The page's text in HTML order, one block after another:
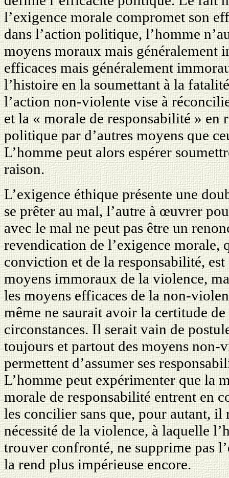
l’exigence morale compromet son
dans l’action politique, l’homme
moyens moraux mais généralement
efficaces mais généralement
l’histoire en la soumettant à la
l’action non-violente vise à
et la « morale de responsabilité » en
politique par d’autres moyens que
L’homme peut alors espérer
raison.
L’exigence éthique présente une
se prêter au mal, l’autre à œuvrer
avec le mal ne peut pas être un
revendication de l’exigence morale,
conviction et de la responsabilité,
moyens immoraux de la violence,
les moyens efficaces de la non-
même ne saurait avoir la certitude
circonstances. Il serait vain de
toujours et partout des moyens non-
permettent d’assumer ses
L’homme peut expérimenter que la
morale de responsabilité entrent en
les concilier sans que, pour autant, il
nécessité de la violence, à laquelle
trouver confronté, ne supprime pas
la rend plus impérieuse encore.